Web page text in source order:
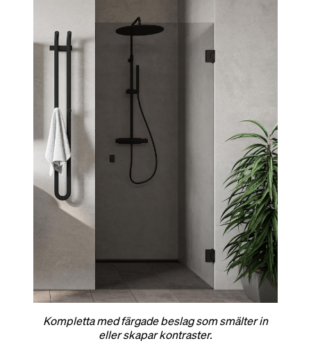
Kompletta med färgade beslag som smälter in
eller skapar kontraster.